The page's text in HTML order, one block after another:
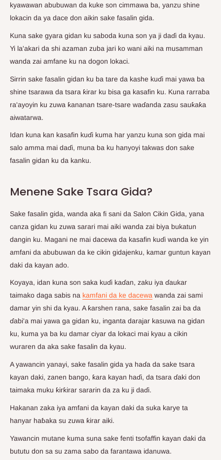
kyawawan abubuwan da kuke son cimmawa ba, yanzu shine
lokacin da ya dace don aikin sake fasalin gida.
Kuna sake gyara gidan ku saboda kuna son ya ji daɗi da kyau.
Yi la'akari da shi azaman zuba jari ko wani aiki na musamman
wanda zai amfane ku na dogon lokaci.
Sirrin sake fasalin gidan ku ba tare da kashe kuɗi mai yawa ba
shine tsarawa da tsara ƙirar ku bisa ga kasafin ku. Kuna rarraba
ra'ayoyin ku zuwa ƙananan tsare-tsare waɗanda zasu sauƙaƙa
aiwatarwa.
Idan kuna kan kasafin kuɗi kuma har yanzu kuna son gida mai
salo amma mai daɗi, muna ba ku hanyoyi takwas don sake
fasalin gidan ku da kanku.
Menene Sake Tsara Gida?
Sake fasalin gida, wanda aka fi sani da Salon Cikin Gida, yana
canza gidan ku zuwa sarari mai aiki wanda zai biya bukatun
dangin ku. Magani ne mai dacewa da kasafin kuɗi wanda ke yin
amfani da abubuwan da ke cikin gidajenku, kamar guntun kayan
daki da kayan ado.
Koyaya, idan kuna son saka kuɗi kaɗan, zaku iya ɗaukar
taimako daga sabis na kamfani da ke dacewa wanda zai sami
damar yin shi da kyau. A ƙarshen rana, sake fasalin zai ba da
ɗabi'a mai yawa ga gidan ku, inganta darajar kasuwa na gidan
ku, kuma ya ba ku damar ciyar da lokaci mai kyau a cikin
wuraren da aka sake fasalin da kyau.
A yawancin yanayi, sake fasalin gida ya haɗa da sake tsara
kayan daki, zanen bango, ƙara kayan haɗi, da tsara ɗaki don
taimaka muku ƙirƙirar sararin da za ku ji daɗi.
Hakanan zaka iya amfani da kayan daki da suka karye ta
hanyar haɓaka su zuwa ƙirar aiki.
Yawancin mutane kuma suna sake fenti tsofaffin kayan daki da
bututu don sa su zama sabo da farantawa idanuwa.